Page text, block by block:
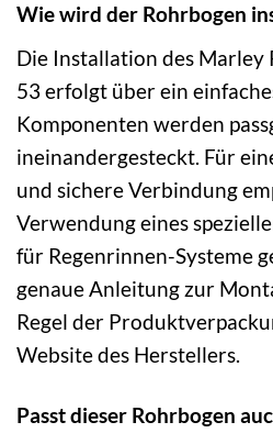
Wie wird der Rohrbogen
Die Installation des Marley
53 erfolgt über ein
Komponenten werden
ineinandergesteckt. Für
und sichere Verbindung
Verwendung eines
für Regenrinnen-Systeme
genaue Anleitung zur
Regel der
Website des Herstellers.
Passt dieser Rohrbogen